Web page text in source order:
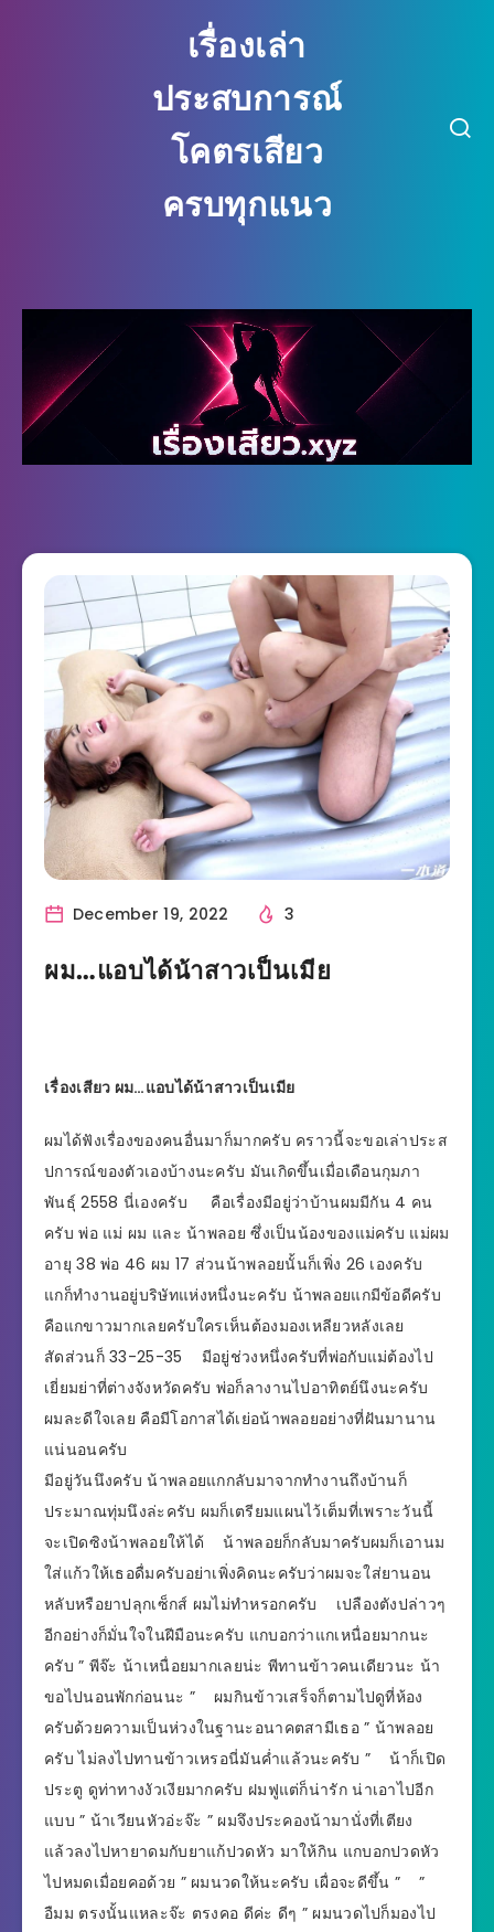
เรื่องเล่า
ประสบการณ์
โคตรเสียว
ครบทุกแนว
December 19, 2022 3
ผม…แอบได้น้าสาวเป็นเมีย
เรื่องเสียว ผม…แอบได้น้าสาวเป็นเมีย
ผมได้ฟังเรื่องของคนอื่นมาก็มากครับ คราวนี้จะขอเล่าประส
ปการณ์ของตัวเองบ้างนะครับ มันเกิดขึ้นเมื่อเดือนกุมภา
พันธุ์ 2558 นี่เองครับ คือเรื่องมีอยู่ว่าบ้านผมมีกัน 4 คน
ครับ พ่อ แม่ ผม และ น้าพลอย ซึ่งเป็นน้องของแม่ครับ แม่ผม
อายุ 38 พ่อ 46 ผม 17 ส่วนน้าพลอยนั้นก็เพิ่ง 26 เองครับ
แกก็ทำงานอยู่บริษัทแห่งหนึ่งนะครับ น้าพลอยแกมีข้อดีครับ
คือแกขาวมากเลยครับใครเห็นต้องมองเหลียวหลังเลย
สัดส่วนก็ 33-25-35 มีอยู่ช่วงหนึ่งครับที่พ่อกับแม่ต้องไป
เยี่ยมย่าที่ต่างจังหวัดครับ พ่อก็ลางานไปอาทิตย์นึงนะครับ
ผมละดีใจเลย คือมีโอกาสได้เย่อน้าพลอยอย่างที่ฝันมานาน
แน่นอนครับ
มีอยู่วันนึงครับ น้าพลอยแกกลับมาจากทำงานถึงบ้านก็
ประมาณทุ่มนึงล่ะครับ ผมก็เตรียมแผนไว้เต็มที่เพราะวันนี้
จะเปิดซิงน้าพลอยให้ได้ น้าพลอยก็กลับมาครับผมก็เอานม
ใส่แก้วให้เธอดื่มครับอย่าเพิ่งคิดนะครับว่าผมจะใส่ยานอน
หลับหรือยาปลุกเซ็กส์ ผมไม่ทำหรอกครับ เปลืองตังปล่าวๆ
อีกอย่างก็มั่นใจในฝีมือนะครับ แกบอกว่าแกเหนื่อยมากนะ
ครับ ” พีจ๊ะ น้าเหนื่อยมากเลยน่ะ พีทานข้าวคนเดียวนะ น้า
ขอไปนอนพักก่อนนะ ” ผมกินข้าวเสร็จก็ตามไปดูที่ห้อง
ครับด้วยความเป็นห่วงในฐานะอนาคตสามีเธอ ” น้าพลอย
ครับ ไม่ลงไปทานข้าวเหรอนี่มันค่ำแล้วนะครับ ” น้าก็เปิด
ประตู ดูท่าทางงัวเงียมากครับ ฝมฟูแต่ก็น่ารัก น่าเอาไปอีก
แบบ ” น้าเวียนหัวอ่ะจ๊ะ ” ผมจึงประคองน้ามานั่งที่เตียง
แล้วลงไปหายาดมกับยาแก้ปวดหัว มาให้กิน แกบอกปวดหัว
ไปหมดเมื่อยคอด้วย ” ผมนวดให้นะครับ เผื่อจะดีขึ้น ” ”
อืมม ตรงนั้นแหละจ๊ะ ตรงคอ ดีค่ะ ดีๆ ” ผมนวดไปก็มองไป